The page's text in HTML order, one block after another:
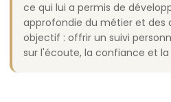
ce qui lui a permis de
approfondie du métier et des
objectif : offrir un suivi
sur l'écoute, la confiance et